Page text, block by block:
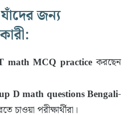
জন্য
math MCQ practice করছেন
D math questions Bengali-
পরীক্ষার্থীরা।